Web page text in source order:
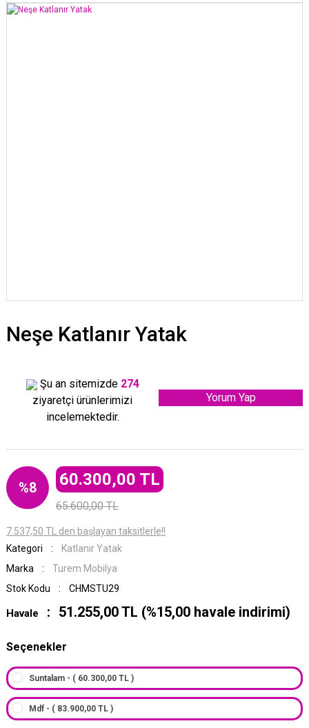
Neşe Katlanır Yatak
Şu an sitemizde 274
ziyaretçi ürünlerimizi
incelemektedir.
Yorum Yap
%8 60.300,00 TL
65.600,00 TL
7.537,50 TL den başlayan taksitlerle!!
Kategori
Katlanır Yatak
Marka
Turem Mobilya
Stok Kodu
CHMSTU29
Havale 51.255,00 TL (%15,00 havale indirimi)
Seçenekler
Suntalam - ( 60.300,00 TL )
Mdf - ( 83.900,00 TL )